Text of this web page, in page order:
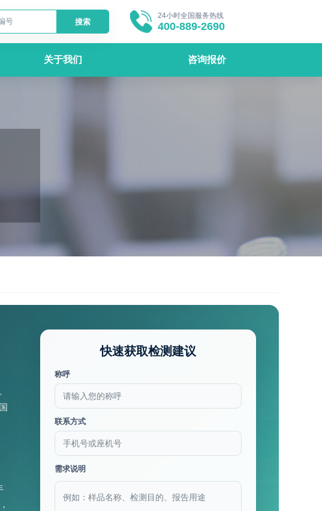
搜索
24小时全国服务热线
400-889-2690
关于我们 咨询报价
快速获取检测建议
称呼
联系方式
需求说明